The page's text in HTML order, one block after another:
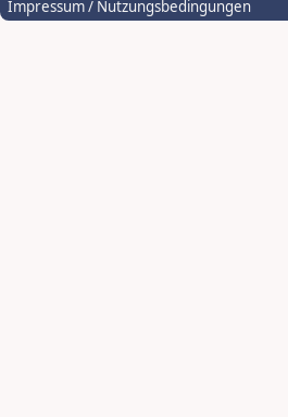
Impressum / Nutzungsbedingungen